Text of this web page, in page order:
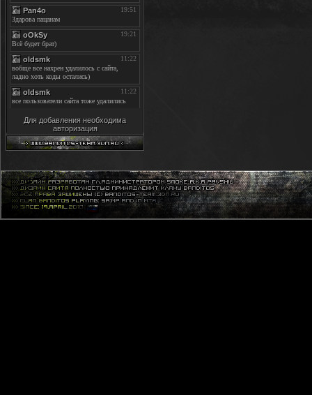
Для добавления необходима
авторизация